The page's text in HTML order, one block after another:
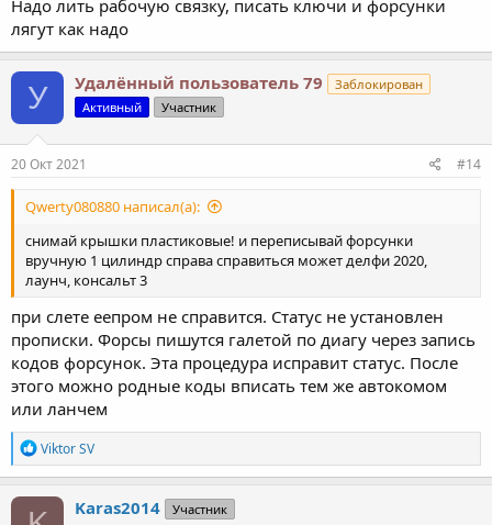
Надо лить рабочую связку, писать ключи и форсунки
лягут как надо
У Удалённый пользователь 79
Заблокирован
Активный
Участник
20 Окт 2021 #14
Qwerty080880 написал(а):
снимай крышки пластиковые! и переписывай форсунки
вручную 1 цилиндр справа справиться может делфи 2020,
лаунч, консальт 3
при слете еепром не справится. Статус не установлен
прописки. Форсы пишутся галетой по диагу через запись
кодов форсунок. Эта процедура исправит статус. После
этого можно родные коды вписать тем же автокомом
или ланчем
Р
е
а
к
ц
Viktor SV
Karas2014 Участник